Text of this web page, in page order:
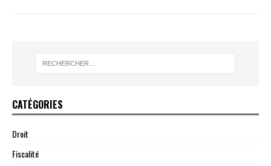
CATÉGORIES
Droit
Fiscalité